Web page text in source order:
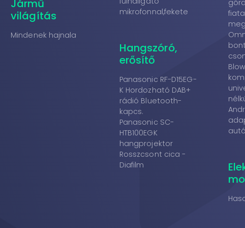
Jármű
világítás
Mindenek hajnala
mikrofonnal,fekete
Hangszóró,
erősítő
Panasonic RF-D15EG-
K Hordozható DAB+
rádió Bluetooth-
kapcs.
Panasonic SC-
HTB100EGK
hangprojektor
Rosszcsont cica -
Diafilm